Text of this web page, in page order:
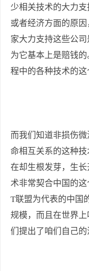
少相关技术的大力
或者经济方面的原
家大力支持这些公
为它基本上是赔钱
程中的各种技术的这
而我们知道非损伤
命相互关系的这种
在却生根发芽，生
术非常契合中国的
T联盟为代表的中国
规模，而且在世界
们提出了咱们自己的